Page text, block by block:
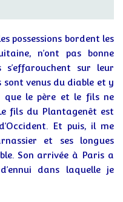
possessions bordent les
n’ont pas bonne
sur leur
venus du diable et y
le père et le fils ne
fils du Plantagenêt est
Et puis, il me
et ses longues
Son arrivée à Paris a
dans laquelle je